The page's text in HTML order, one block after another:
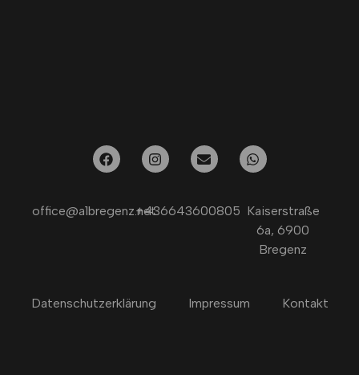
office@a1bregenz.net+436643600805 Kaiserstraße
6a, 6900
Bregenz
Datenschutzerklärung Impressum Kontakt